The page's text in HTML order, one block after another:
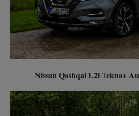
Nissan Qashqai 1.2i Tekna+